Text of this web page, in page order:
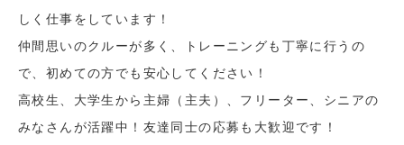
しく仕事をしています！
仲間思いのクルーが多く、トレーニングも丁寧に行うの
で、初めての方でも安心してください！
高校生、大学生から主婦（主夫）、フリーター、シニアの
みなさんが活躍中！友達同士の応募も大歓迎です！